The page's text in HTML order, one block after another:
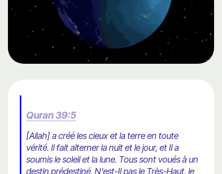
Quran 39:5
[Allah] a créé les cieux et la terre en toute
vérité. Il fait alterner la nuit et le jour, et Il a
soumis le soleil et la lune. Tous sont voués à un
destin prédestiné. N'est-Il pas le Très-Haut, le